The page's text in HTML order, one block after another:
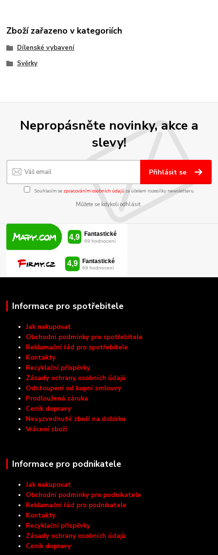
Zboží zařazeno v kategoriích
Dílenské vybavení
Svěrky
Nepropásněte novinky, akce a
slevy!
Přihlásit se
Souhlasím se zpracováním osobních údajůza účelem rozesílky newsletteru.
Můžete se kdykoli odhlásit.
Informace pro spotřebitele
Jak nakupovat
Obchodní podmínky pro spotřebitele
Reklamační řád pro spotřebitele
Kontakty
Recyklační příspěvky
Zásady ochrany osobních údajů
Odstoupení od kupní smlouvy
Prodloužená záruka
Ceník dopravy
Nevyzvednuté zboží na dobírku
Vrácení zboží
Informace pro podnikatele
Jak nakupovat
Obchodní podmínky pro podnikatele
Reklamační řád pro podnikatele
Kontakty
Recyklační příspěvky
Zásady ochrany osobních údajů
Ceník dopravy